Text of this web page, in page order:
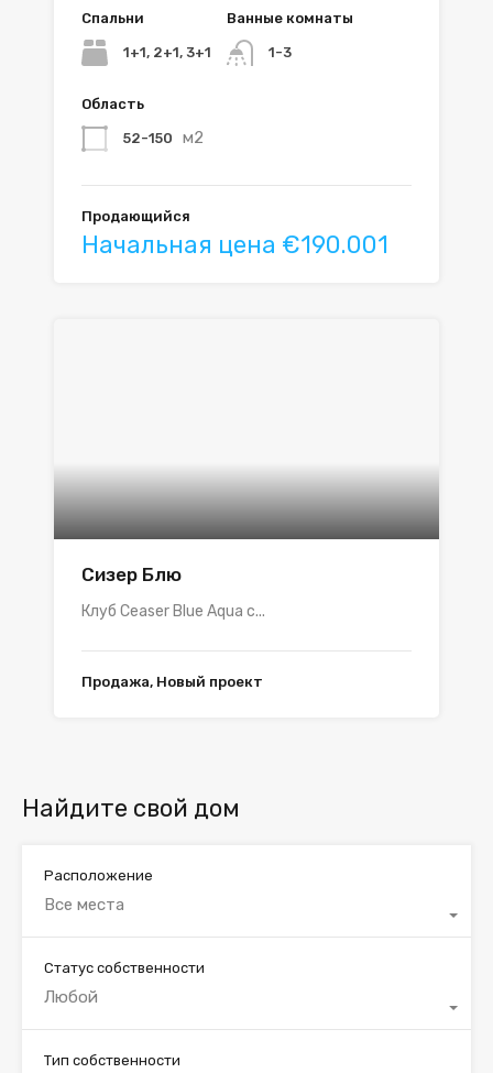
Спальни
1+1, 2+1, 3+1
Ванные комнаты
1-3
Область
52-150 м2
Продающийся
Начальная цена €190.001
Сизер Блю
Клуб Ceaser Blue Aqua с...
Продажа, Новый проект
Найдите свой дом
Расположение
Все места
Статус собственности
Любой
Тип собственности